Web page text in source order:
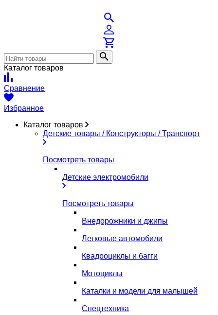
Каталог товаров
Сравнение
Избранное
Каталог товаров
Детские товары / Конструкторы / Транспорт
Посмотреть товары
Детские электромобили
Посмотреть товары
Внедорожники и джипы
Легковые автомобили
Квадроциклы и багги
Мотоциклы
Каталки и модели для малышей
Спецтехника